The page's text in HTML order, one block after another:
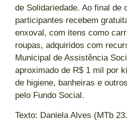
de Solidariedade. Ao final de
participantes recebem
enxoval, com itens como
roupas, adquiridos com
Municipal de Assistência
aproximado de R$ 1 mil por
de higiene, banheiras e
pelo Fundo Social.
Texto: Daniela Alves (MTb